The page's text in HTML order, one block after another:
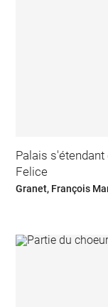
Palais s'étendant
Felice
Granet, François